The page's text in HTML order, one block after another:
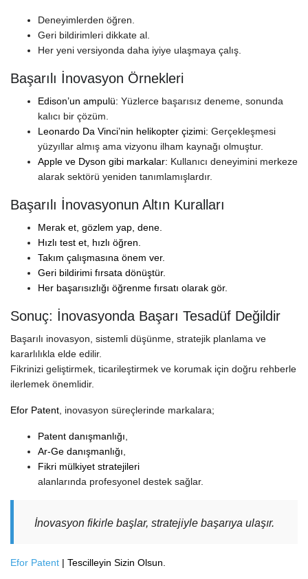
Deneyimlerden öğren.
Geri bildirimleri dikkate al.
Her yeni versiyonda daha iyiye ulaşmaya çalış.
Başarılı İnovasyon Örnekleri
Edison’un ampulü: Yüzlerce başarısız deneme, sonunda
kalıcı bir çözüm.
Leonardo Da Vinci’nin helikopter çizimi: Gerçekleşmesi
yüzyıllar almış ama vizyonu ilham kaynağı olmuştur.
Apple ve Dyson gibi markalar: Kullanıcı deneyimini merkeze
alarak sektörü yeniden tanımlamışlardır.
Başarılı İnovasyonun Altın Kuralları
Merak et, gözlem yap, dene.
Hızlı test et, hızlı öğren.
Takım çalışmasına önem ver.
Geri bildirimi fırsata dönüştür.
Her başarısızlığı öğrenme fırsatı olarak gör.
Sonuç: İnovasyonda Başarı Tesadüf Değildir
Başarılı inovasyon, sistemli düşünme, stratejik planlama ve
kararlılıkla elde edilir.
Fikrinizi geliştirmek, ticarileştirmek ve korumak için doğru rehberle
ilerlemek önemlidir.
Efor Patent , inovasyon süreçlerinde markalara;
Patent danışmanlığı
Ar-Ge danışmanlığı
Fikri mülkiyet stratejileri
alanlarında profesyonel destek sağlar.
İnovasyon fikirle başlar, stratejiyle başarıya ulaşır.
Efor Patent | Tescilleyin Sizin Olsun.